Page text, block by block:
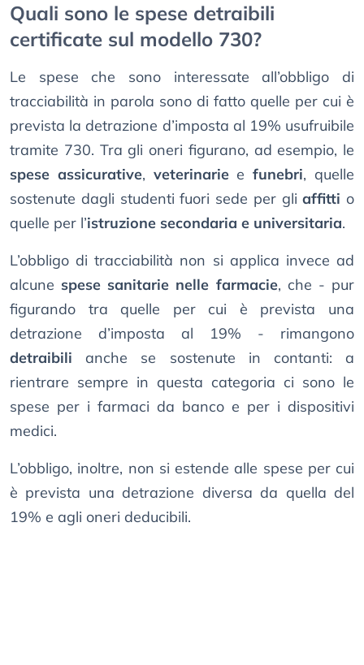
Quali sono le spese detraibili
certificate sul modello 730?
Le spese che sono interessate all’obbligo di
tracciabilità in parola sono di fatto quelle per cui è
prevista la detrazione d’imposta al 19% usufruibile
tramite 730. Tra gli oneri figurano, ad esempio, le
spese assicurative, veterinarieefunebri, quelle
sostenute dagli studenti fuori sede per gliaffitti o
quelle per l’istruzione secondaria e universitaria.
L’obbligo di tracciabilità non si applica invece ad
alcune spese sanitarie nelle farmacie, che - pur
figurando tra quelle per cui è prevista una
detrazione d’imposta al 19% - rimangono
detraibili anche se sostenute in contanti: a
rientrare sempre in questa categoria ci sono le
spese per i farmaci da banco e per i dispositivi
medici.
L’obbligo, inoltre, non si estende alle spese per cui
è prevista una detrazione diversa da quella del
19% e agli oneri deducibili.